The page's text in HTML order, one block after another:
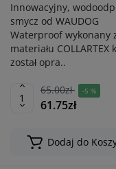
Innowacyjny,
smycz od WAUDOG
Waterproof wykonany
materiału COLLARTEX
został opra..
65.00zł -5 %
61.75zł
Dodaj do